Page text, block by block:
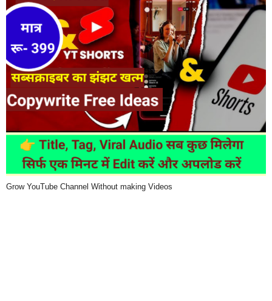
Grow YouTube Channel Without making Videos